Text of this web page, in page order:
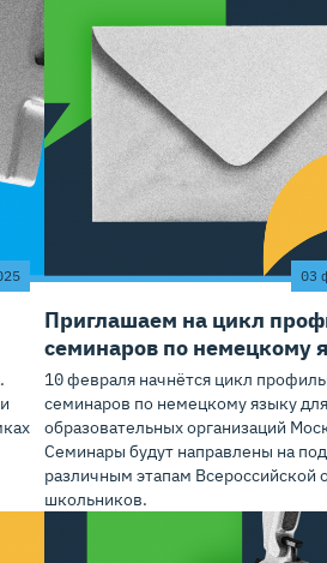
03
Приглашаем на цикл
семинаров по немецкому
10 февраля начнётся цикл
семинаров по немецкому языку
образовательных организаций
Семинары будут направлены на
различным этапам Всероссийской
школьников.